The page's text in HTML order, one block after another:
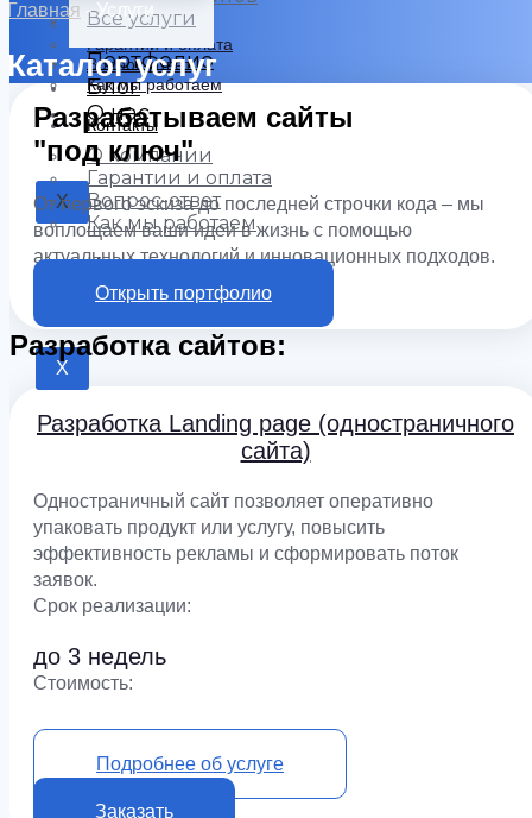
О компании
Гарантии и оплата
Вопрос-ответ
Как мы работаем
Контакты
X
Все услуги
Портфолио
Блог
О нас
О компании
Гарантии и оплата
Вопрос-ответ
Как мы работаем
Контакты
Калькулятор
X
Главная -Услуги
Каталог услуг
Разрабатываем сайты
"под ключ"
От первого эскиза до последней строчки кода – мы
воплощаем ваши идеи в жизнь с помощью
актуальных технологий и инновационных подходов.
Открыть портфолио
Разработка сайтов:
Разработка Landing page (одностраничного
сайта)
Одностраничный сайт позволяет оперативно
упаковать продукт или услугу, повысить
эффективность рекламы и сформировать поток
заявок.
Срок реализации:
до 3 недель
Cтоимость:
от 130 000 ₽
Подробнее об услуге
Заказать